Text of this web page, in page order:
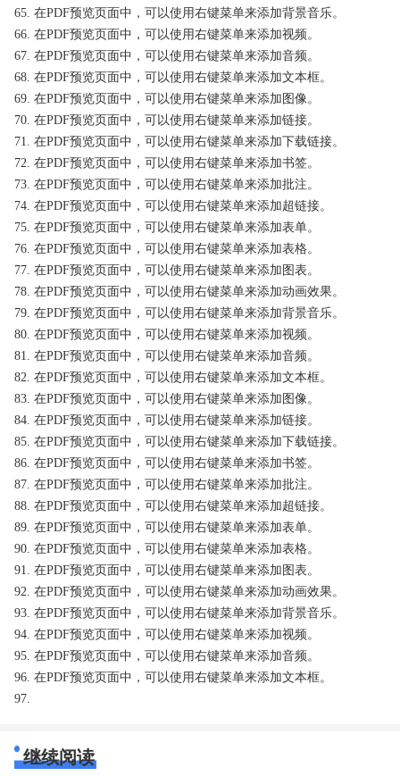
65. 在PDF预览页面中，可以使用右键菜单来添加背景音乐。
66. 在PDF预览页面中，可以使用右键菜单来添加视频。
67. 在PDF预览页面中，可以使用右键菜单来添加音频。
68. 在PDF预览页面中，可以使用右键菜单来添加文本框。
69. 在PDF预览页面中，可以使用右键菜单来添加图像。
70. 在PDF预览页面中，可以使用右键菜单来添加链接。
71. 在PDF预览页面中，可以使用右键菜单来添加下载链接。
72. 在PDF预览页面中，可以使用右键菜单来添加书签。
73. 在PDF预览页面中，可以使用右键菜单来添加批注。
74. 在PDF预览页面中，可以使用右键菜单来添加超链接。
75. 在PDF预览页面中，可以使用右键菜单来添加表单。
76. 在PDF预览页面中，可以使用右键菜单来添加表格。
77. 在PDF预览页面中，可以使用右键菜单来添加图表。
78. 在PDF预览页面中，可以使用右键菜单来添加动画效果。
79. 在PDF预览页面中，可以使用右键菜单来添加背景音乐。
80. 在PDF预览页面中，可以使用右键菜单来添加视频。
81. 在PDF预览页面中，可以使用右键菜单来添加音频。
82. 在PDF预览页面中，可以使用右键菜单来添加文本框。
83. 在PDF预览页面中，可以使用右键菜单来添加图像。
84. 在PDF预览页面中，可以使用右键菜单来添加链接。
85. 在PDF预览页面中，可以使用右键菜单来添加下载链接。
86. 在PDF预览页面中，可以使用右键菜单来添加书签。
87. 在PDF预览页面中，可以使用右键菜单来添加批注。
88. 在PDF预览页面中，可以使用右键菜单来添加超链接。
89. 在PDF预览页面中，可以使用右键菜单来添加表单。
90. 在PDF预览页面中，可以使用右键菜单来添加表格。
91. 在PDF预览页面中，可以使用右键菜单来添加图表。
92. 在PDF预览页面中，可以使用右键菜单来添加动画效果。
93. 在PDF预览页面中，可以使用右键菜单来添加背景音乐。
94. 在PDF预览页面中，可以使用右键菜单来添加视频。
95. 在PDF预览页面中，可以使用右键菜单来添加音频。
96. 在PDF预览页面中，可以使用右键菜单来添加文本框。
97.
继续阅读